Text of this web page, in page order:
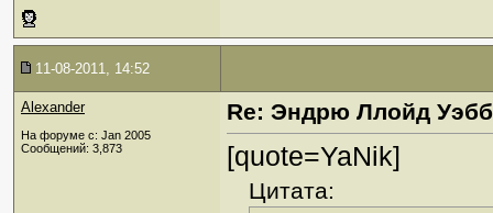
11-08-2011, 14:52
Alexander
На форуме с: Jan 2005
Сообщений: 3,873
Re: Эндрю Ллойд
[quote=YaNik]
Цитата: